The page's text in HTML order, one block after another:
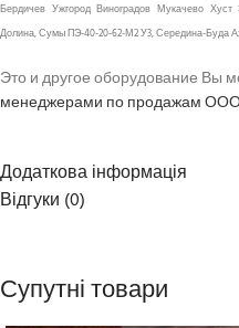
Бердичев Ужгород Виноградов Мукачево
Долина, Сумы ПЭ-40-20-62-М2 У3, Середина-Буда
Это и другое оборудование Вы
менеджерами по продажам
Додаткова інформація
Відгуки (0)
Супутні товари